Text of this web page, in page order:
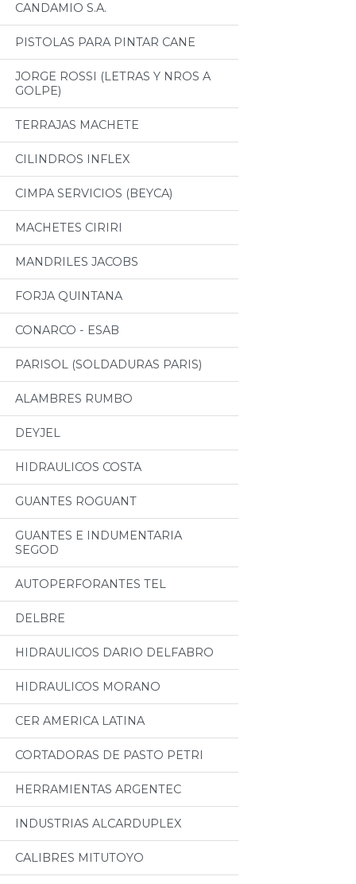
CANDAMIO S.A.
PISTOLAS PARA PINTAR CANE
JORGE ROSSI (LETRAS Y NROS A
GOLPE)
TERRAJAS MACHETE
CILINDROS INFLEX
CIMPA SERVICIOS (BEYCA)
MACHETES CIRIRI
MANDRILES JACOBS
FORJA QUINTANA
CONARCO - ESAB
PARISOL (SOLDADURAS PARIS)
ALAMBRES RUMBO
DEYJEL
HIDRAULICOS COSTA
GUANTES ROGUANT
GUANTES E INDUMENTARIA
SEGOD
AUTOPERFORANTES TEL
DELBRE
HIDRAULICOS DARIO DELFABRO
HIDRAULICOS MORANO
CER AMERICA LATINA
CORTADORAS DE PASTO PETRI
HERRAMIENTAS ARGENTEC
INDUSTRIAS ALCARDUPLEX
CALIBRES MITUTOYO